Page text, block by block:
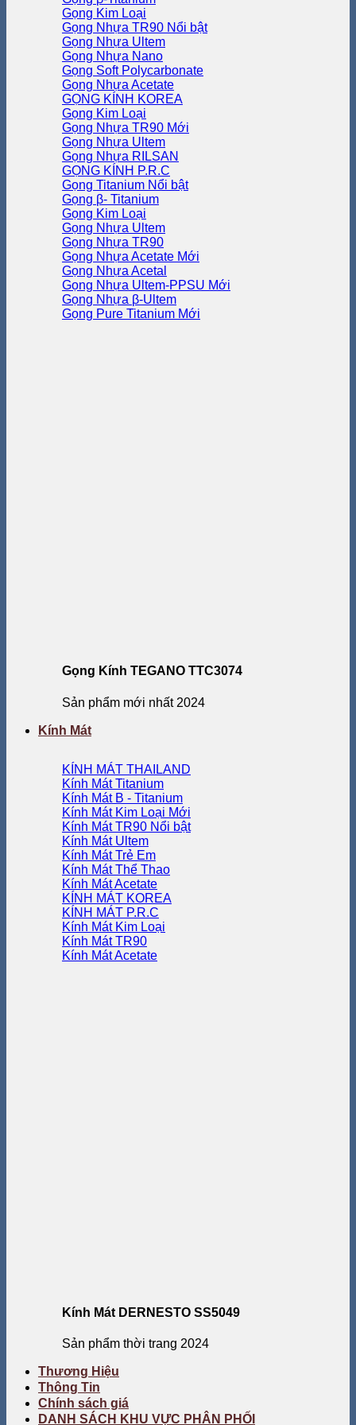
Gọng Kim Loại
Gọng Nhựa TR90
Gọng Nhựa Ultem
Gọng Nhựa Nano
Gọng Soft Polycarbonate
Gọng Nhựa Acetate
GỌNG KÍNH KOREA
Gọng Kim Loại
Gọng Nhựa TR90
Gọng Nhựa Ultem
Gọng Nhựa RILSAN
GỌNG KÍNH P.R.C
Gọng Titanium
Gọng β- Titanium
Gọng Kim Loại
Gọng Nhựa Ultem
Gọng Nhựa TR90
Gọng Nhựa Acetate
Gọng Nhựa Acetal
Gọng Nhựa Ultem-PPSU
Gọng Nhựa β-Ultem
Gọng Pure Titanium
Gọng Kính TEGANO TTC3074
Sản phẩm mới nhất 2024
Kính Mát
KÍNH MÁT THAILAND
Kính Mát Titanium
Kính Mát B - Titanium
Kính Mát Kim Loại
Kính Mát TR90
Kính Mát Ultem
Kính Mát Trẻ Em
Kính Mát Thể Thao
Kính Mát Acetate
KÍNH MÁT KOREA
KÍNH MÁT P.R.C
Kính Mát Kim Loại
Kính Mát TR90
Kính Mát Acetate
Kính Mát DERNESTO SS5049
Sản phẩm thời trang 2024
Thương Hiệu
Thông Tin
Chính sách giá
DANH SÁCH KHU VỰC PHÂN PHỐI